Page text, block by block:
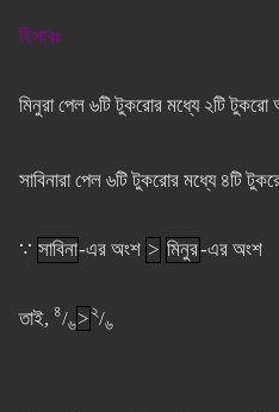
হিসাবঃ
মিনুরা পেল ৬টি টুকরোর মধ্যে ২টি টুকরো
সাবিনারা পেল ৬টি টুকরোর মধ্যে ৪টি
∵ সাবিনা-এর অংশ > মিনুর-এর অংশ
তাই, ৪/৬>২/৬